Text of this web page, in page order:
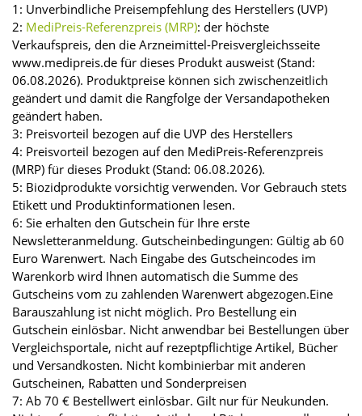
1: Unverbindliche Preisempfehlung des Herstellers (UVP)
2: MediPreis-Referenzpreis (MRP): der höchste
Verkaufspreis, den die Arzneimittel-Preisvergleichsseite
www.medipreis.de für dieses Produkt ausweist (Stand:
06.08.2026). Produktpreise können sich zwischenzeitlich
geändert und damit die Rangfolge der Versandapotheken
geändert haben.
3: Preisvorteil bezogen auf die UVP des Herstellers
4: Preisvorteil bezogen auf den MediPreis-Referenzpreis
(MRP) für dieses Produkt (Stand: 06.08.2026).
5: Biozidprodukte vorsichtig verwenden. Vor Gebrauch stets
Etikett und Produktinformationen lesen.
6: Sie erhalten den Gutschein für Ihre erste
Newsletteranmeldung. Gutscheinbedingungen: Gültig ab 60
Euro Warenwert. Nach Eingabe des Gutscheincodes im
Warenkorb wird Ihnen automatisch die Summe des
Gutscheins vom zu zahlenden Warenwert abgezogen.Eine
Barauszahlung ist nicht möglich. Pro Bestellung ein
Gutschein einlösbar. Nicht anwendbar bei Bestellungen über
Vergleichsportale, nicht auf rezeptpflichtige Artikel, Bücher
und Versandkosten. Nicht kombinierbar mit anderen
Gutscheinen, Rabatten und Sonderpreisen
7: Ab 70 € Bestellwert einlösbar. Gilt nur für Neukunden.